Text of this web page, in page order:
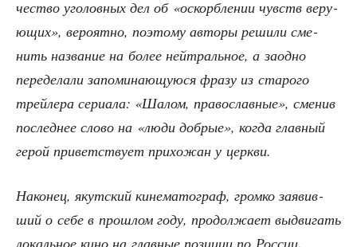
че­ство уго­лов­ных дел об «оскорб­ле­нии чувств веру­
ю­щих», веро­ят­но, поэто­му авто­ры реши­ли сме­
нить назва­ние на более ней­траль­ное, а заод­но
пере­де­ла­ли запо­ми­на­ю­щу­ю­ся фра­зу из ста­ро­го
трей­ле­ра сери­а­ла: «Шалом, пра­во­слав­ные», сме­нив
послед­нее сло­во на «люди доб­рые», когда глав­ный
герой при­вет­ству­ет при­хо­жан у церкви.
Нако­нец, якут­ский кине­ма­то­граф, гром­ко заявив­
ший о себе в про­шлом году, про­дол­жа­ет выдви­гать
локаль­ное кино на глав­ные пози­ции по Рос­сии.